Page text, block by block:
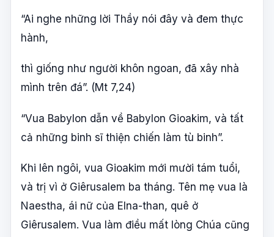
“Ai nghe những lời Thầy nói đây và đem thực
hành,
thì giống như người khôn ngoan, đã xây nhà
mình trên đá”. (Mt 7,24)
“Vua Babylon dẫn về Babylon Gioakim, và tất
cả những binh sĩ thiện chiến làm tù binh”.
Khi lên ngôi, vua Gioakim mới mười tám tuổi,
và trị vì ở Giêrusalem ba tháng. Tên mẹ vua là
Naestha, ái nữ của Elna-than, quê ở
Giêrusalem. Vua làm điều mất lòng Chúa cũng